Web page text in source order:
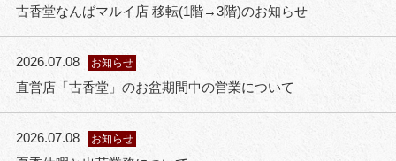
古香堂なんばマルイ店 移転(1階→3階)のお知らせ
2026.07.08 お知らせ
直営店「古香堂」のお盆期間中の営業について
2026.07.08 お知らせ